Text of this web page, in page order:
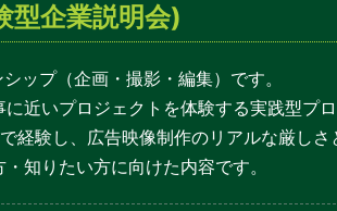
企業説明会)
ップ（企画・撮影・編集）です。
近いプロジェクトを体験する実践型プロ
験し、広告映像制作のリアルな厳しさ
知りたい方に向けた内容です。